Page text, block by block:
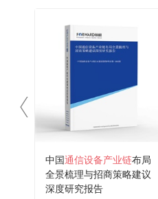
中国通信设备产业链布局
全景梳理与招商策略建议
深度研究报告